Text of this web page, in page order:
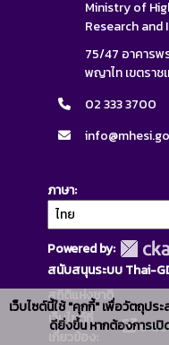
Ministry of
Research and
75/47 อาคารพ
พญาไท เขตราช
02 333 3700
ภาษา
Powered by:
สนับสนุนระบบ Thai-
สถิติแห่งชาติ
เว็บไซต์ที่
เกี่ยวข้อง:
ระบ
เว็บไซต์นี้ใช้ "คุกกี้" เพื่อวัตถุปร
ดียิ่งขึ้น หากต้องการเ